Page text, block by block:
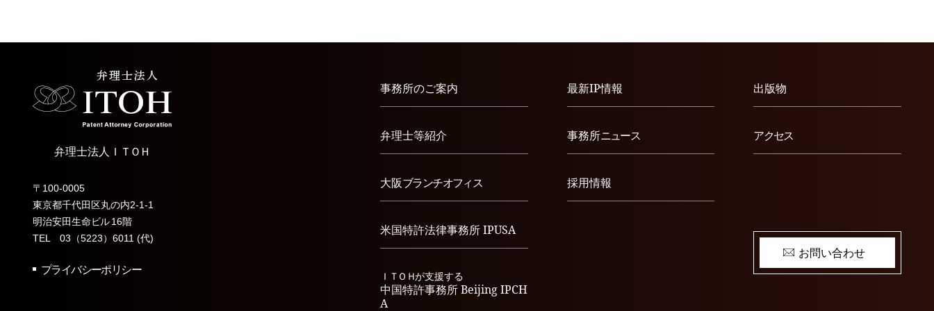
弁理士法人 ＩＴＯＨ
〒100-0005
東京都千代田区丸の内2-1-1
明治安田生命ビル16階
TEL 03（5223）6011 (代)
プライバシーポリシー
事務所のご案内
弁理士等紹介
大阪ブランチオフィス
米国特許法律事務所IPUSA
ＩＴＯＨが支援する
中国特許事務所Beijing IPCH
A
最新IP情報
事務所ニュース
採用情報
出版物
アクセス
お問い合わせ